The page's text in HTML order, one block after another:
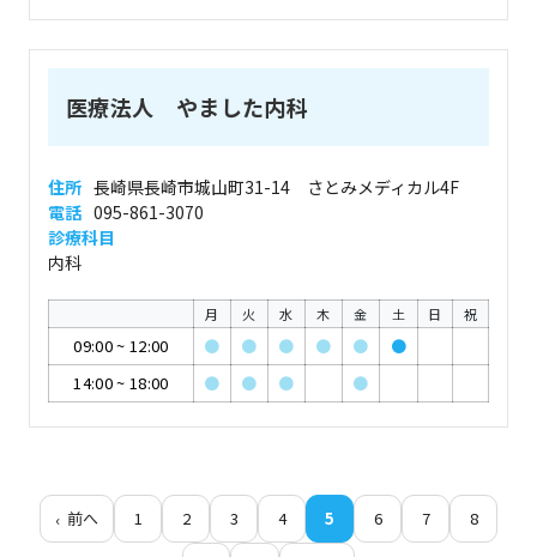
医療法人 やました内科
住所 長崎県長崎市城山町31-14 さとみメディカル4F
電話 095-861-3070
診療科目
内科
月 火 水 木 金 土 日 祝
09:00~ 12:00 ● ● ● ● ●
●
14:00~ 18:00 ● ● ● ●
前へ 1 2 3 4 5 6 7 8